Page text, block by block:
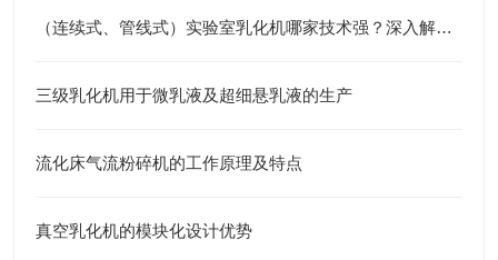
（连续式、管线式）实验室乳化机哪家技术强？深入解析江苏思峻的高剪切与纳米级分散秘诀
三级乳化机用于微乳液及超细悬乳液的生产
流化床气流粉碎机的工作原理及特点
真空乳化机的模块化设计优势